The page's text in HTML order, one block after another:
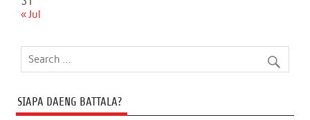
« Jul
SIAPA DAENG BATTALA?